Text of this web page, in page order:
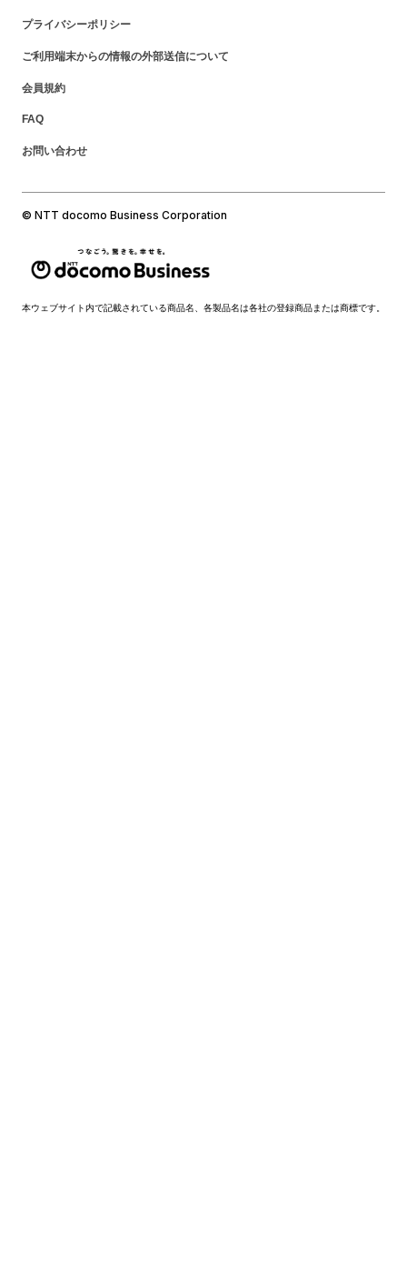
プライバシーポリシー
ご利用端末からの情報の外部送信について
会員規約
FAQ
お問い合わせ
© NTT docomo Business Corporation
本ウェブサイト内で記載されている商品名、各製品名は各社の登録商品または商標です。